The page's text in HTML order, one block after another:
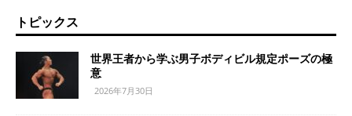
トピックス
世界王者から学ぶ男子ボディビル規定ポーズの極
意
2026年7月30日